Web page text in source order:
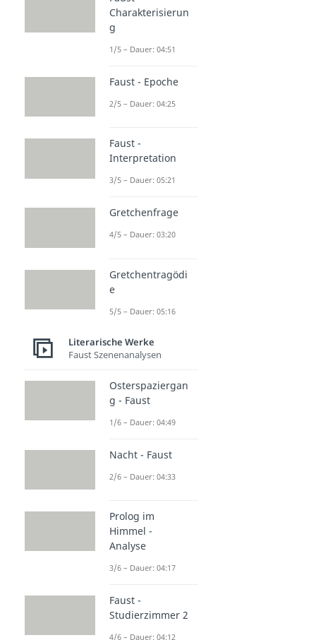
Charakterisierun
g
1/5 – Dauer: 04:51
Faust - Epoche
2/5 – Dauer: 04:25
Faust -
Interpretation
3/5 – Dauer: 05:21
Gretchenfrage
4/5 – Dauer: 03:20
Gretchentragödi
e
5/5 – Dauer: 05:16
Literarische Werke
Faust Szenenanalysen
Osterspaziergan
g - Faust
1/6 – Dauer: 04:49
Nacht - Faust
2/6 – Dauer: 04:33
Prolog im
Himmel -
Analyse
3/6 – Dauer: 04:17
Faust -
Studierzimmer 2
4/6 – Dauer: 04:12